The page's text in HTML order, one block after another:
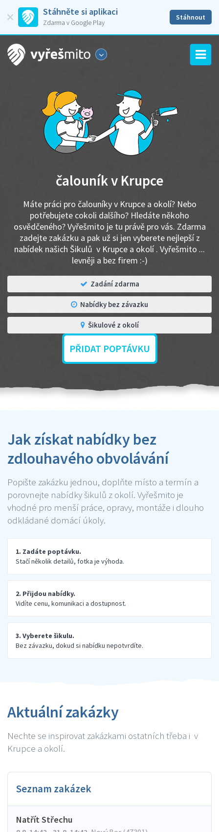
Stáhněte si aplikaci
Zdarma v Google Play
Stáhnout
čalouník v Krupce
Máte práci pro čalouníky v Krupce a okolí? Nebo
potřebujete cokoli dalšího? Hledáte někoho
osvědčeného? Vyřešmito je tu právě pro vás. Zdarma
zadejte zakázku a pak už si jen vyberete nejlepší z
nabídek našich Šikulů v Krupce a okolí . Vyřešmito ...
levněji a bez firem :-)
Zadání zdarma
Nabídky bez závazku
Šikulové z okolí
PŘIDAT POPTÁVKU
Jak získat nabídky bez
zdlouhavého obvolávání
Popište zakázku jednou, doplňte místo a termín a
porovnejte nabídky šikulů z okolí. Vyřešmito je
vhodné pro menší práce, opravy, montáže i dlouho
odkládané domácí úkoly.
1. Zadáte poptávku.
Stačí několik detailů, fotka je výhoda.
2. Přijdou nabídky.
Vidíte cenu, komunikaci a dostupnost.
3. Vyberete šikulu.
Bez závazku, dokud si nabídku nepotvrdíte.
Aktuální zakázky
Nechte se inspirovat zakázkami ostatních třeba i v
Krupce a okolí.
Seznam zakázek
Natřít Střechu